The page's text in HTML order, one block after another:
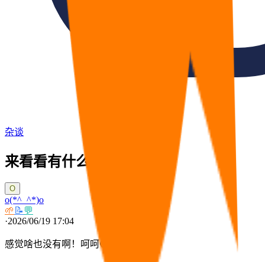
杂谈
来看看有什么好东西
O
o(*^_^*)o
🌱 📝 💬
·2026/06/19 17:04
感觉啥也没有啊！呵呵🙂